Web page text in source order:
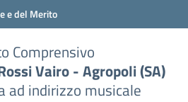
e del Merito
Comprensivo
Vairo - Agropoli (SA)
ad indirizzo musicale